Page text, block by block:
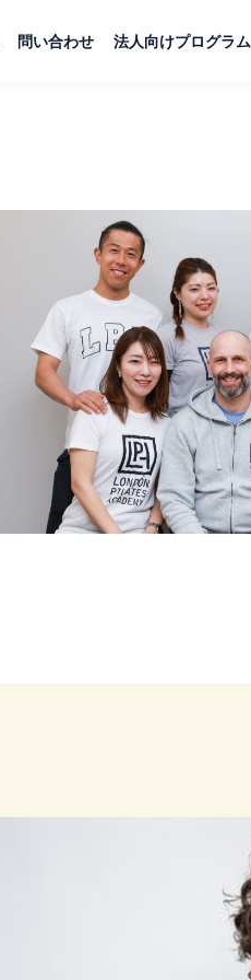
問い合わせ 法人向けプログラム